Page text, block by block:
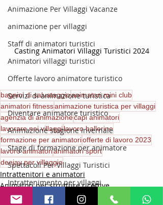
Animazione Per Villaggi Vacanze
animazione per villaggi
Staff di animatori turistici
Animatori villaggi turistici
Offerte lavoro animatore turistico
Servizi di animazione turistica
Diventare animatore turistico
Animazione stagione invernale
Stage di formazione per animatore
Spettacoli Per Villaggi Turistici
Intrattenimento per villaggi
organizzazione di feste ed eventi
Casting Animatori Villaggi Turistici 2024
bagnini di salvataggioanimatori mini club
animatori fitnessanimazione turistica per villaggi
agenzia di animazionecapi animatori
lavorare nei villaggilavoro ballerine
formazione per animatoriofferte di lavoro 2023
lavoro animatorianimatori sport
deejay per villaggio
Intrattenitori e animatori
Animatori per strutture ricettive
Offerte di lavoro estate 2026